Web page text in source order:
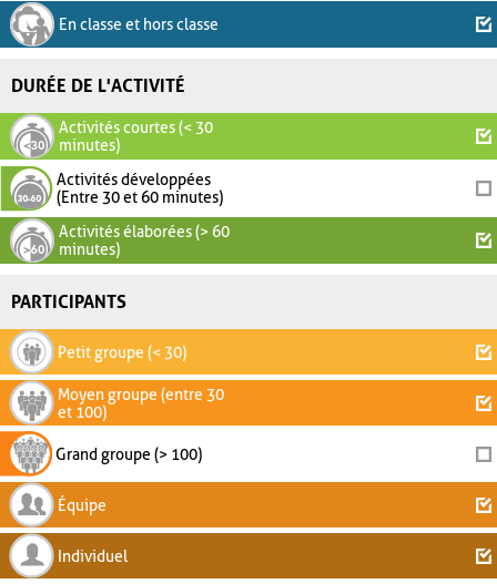
En classe et hors classe
DURÉE DE L'ACTIVITÉ
Activités courtes (< 30
minutes)
Activités développées
(Entre 30 et 60 minutes)
Activités élaborées (> 60
minutes)
PARTICIPANTS
Petit groupe (< 30)
Moyen groupe (entre 30
et 100)
Grand groupe (> 100)
Équipe
Individuel